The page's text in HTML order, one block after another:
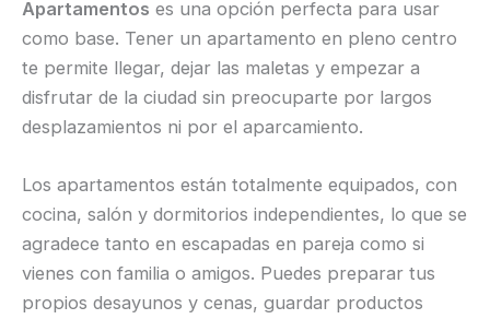
Apartamentos es una opción perfecta para usar
como base. Tener un apartamento en pleno centro
te permite llegar, dejar las maletas y empezar a
disfrutar de la ciudad sin preocuparte por largos
desplazamientos ni por el aparcamiento.
Los apartamentos están totalmente equipados, con
cocina, salón y dormitorios independientes, lo que se
agradece tanto en escapadas en pareja como si
vienes con familia o amigos. Puedes preparar tus
propios desayunos y cenas, guardar productos